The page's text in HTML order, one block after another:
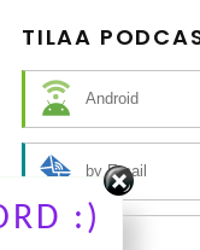
TILAA
Android
by Email
:)